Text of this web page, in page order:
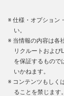
仕様・オプション
い。
当情報の内容は各
リクルートおよび
を保証するもので
いかねます。
コンテンツもしく
ることを禁じます。